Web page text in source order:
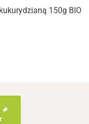
150g BIO